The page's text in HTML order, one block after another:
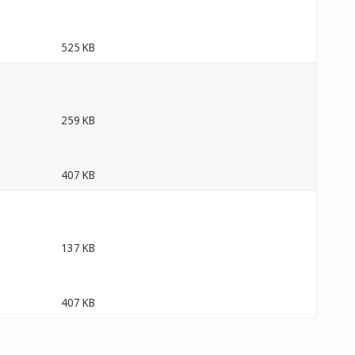
525 KB
259 KB
407 KB
137 KB
407 KB